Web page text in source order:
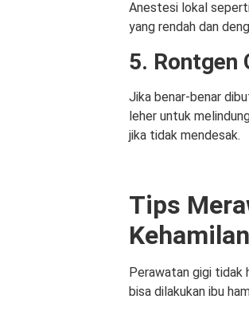
Anestesi lokal
yang rendah dan
5. Rontgen
Jika benar-benar
leher untuk
jika tidak mendesak.
Tips
Kehamilan
Perawatan gigi tidak
bisa dilakukan ibu